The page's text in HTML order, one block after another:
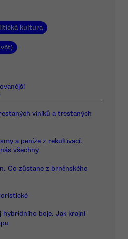
kultura
viníků a trestaných
a peníze z rekultivací.
všechny
Co zůstane z brněnského
hybridního boje. Jak krajní